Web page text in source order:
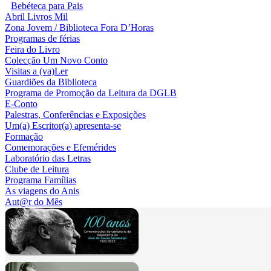
Bebéteca para Pais
Abril Livros Mil
Zona Jovem / Biblioteca Fora D’Horas
Programas de férias
Feira do Livro
Colecção Um Novo Conto
Visitas a (va)Ler
Guardiões da Biblioteca
Programa de Promoção da Leitura da DGLB
E-Conto
Palestras, Conferências e Exposições
Um(a) Escritor(a) apresenta-se
Formação
Comemorações e Efemérides
Laboratório das Letras
Clube de Leitura
Programa Famílias
As viagens do Anis
Aut@r do Mês